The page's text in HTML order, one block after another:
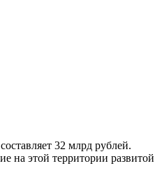
32 млрд рублей.
на этой территории развитой